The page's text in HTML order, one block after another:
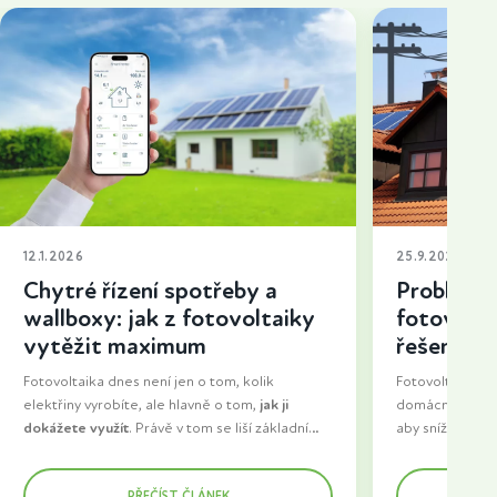
12.1.2026
Chytré řízení spotřeby a
wallboxy: jak z fotovoltaiky
vytěžit maximum
Fotovoltaika dnes není jen o tom, kolik
elektřiny vyrobíte, ale hlavně o tom, jak ji
dokážete využít. Právě v tom se liší základní
smysl. Do popředí se proto dostává chytré
Zatímco dříve šla velká část vyrobené energie
do sítě, dnes se domácnosti snaží spotřebovat
25.9.2025
řešení a
Fotovoltaika
domácností i
aby snížily
zásadní krok